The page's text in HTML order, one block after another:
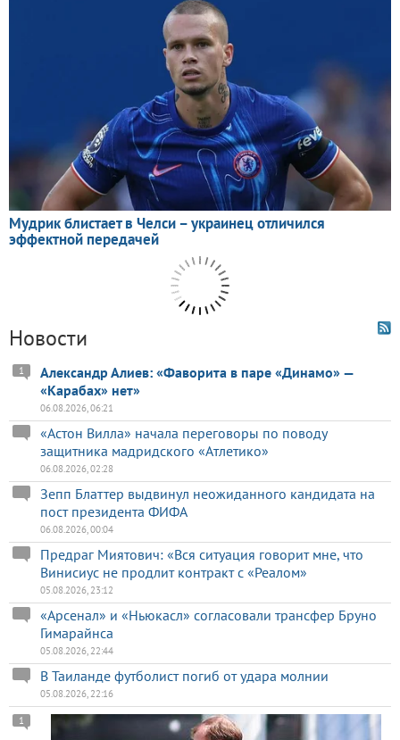
Новости
Александр Алиев: «Фаворита в паре «Динамо» —
«Карабах» нет»
1
06.08.2026, 06:21
«Астон Вилла» начала переговоры по поводу
защитника мадридского «Атлетико»
06.08.2026, 02:28
Зепп Блаттер выдвинул неожиданного кандидата на
пост президента ФИФА
06.08.2026, 00:04
Предраг Миятович: «Вся ситуация говорит мне, что
Винисиус не продлит контракт с «Реалом»
05.08.2026, 23:12
«Арсенал» и «Ньюкасл» согласовали трансфер Бруно
Гимарайнса
05.08.2026, 22:44
В Таиланде футболист погиб от удара молнии
05.08.2026, 22:16
1